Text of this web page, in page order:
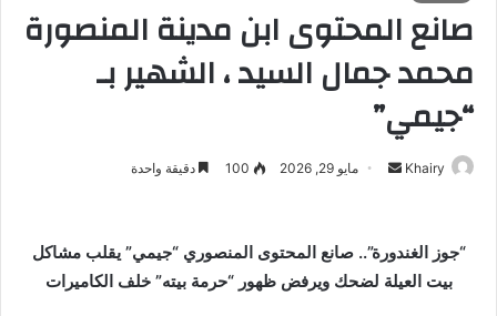
صانع المحتوى ابن مدينة المنصورة
محمد جمال السيد ، الشهير بـ
“جيمي”
Khairy
ب
مايو 29, 2026 100 دقيقة واحدة
“جوز الغندورة”.. صانع المحتوى المنصوري “جيمي” يقلب مشاكل
بيت العيلة لضحك ويرفض ظهور “حرمة بيته” خلف الكاميرات